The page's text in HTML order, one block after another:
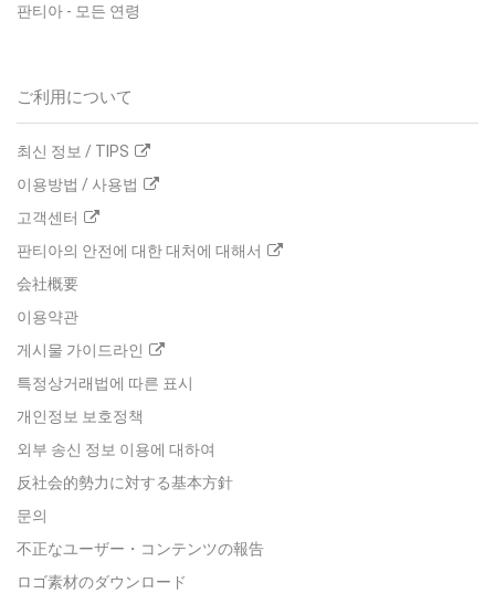
판티아 - 모든 연령
ご利用について
최신 정보 / TIPS
이용방법 / 사용법
고객센터
판티아의 안전에 대한 대처에 대해서
会社概要
이용약관
게시물 가이드라인
특정상거래법에 따른 표시
개인정보 보호정책
외부 송신 정보 이용에 대하여
反社会的勢力に対する基本方針
문의
不正なユーザー・コンテンツの報告
ロゴ素材のダウンロード